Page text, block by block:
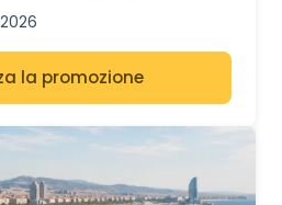
la promozione